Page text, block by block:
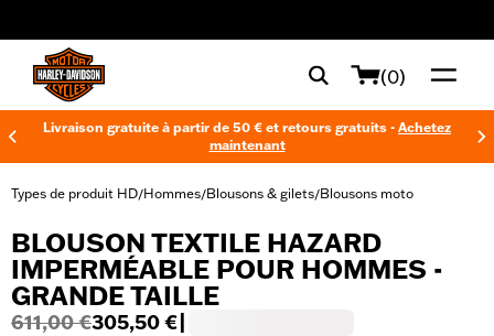
(0)
Livraison gratuite à partir de 50 € et retours gratuits - Achetez
maintenant
Types de produit HD/Hommes/Blousons & gilets/Blousons moto
BLOUSON TEXTILE HAZARD
IMPERMÉABLE POUR HOMMES -
GRANDE TAILLE
611,00 €305,50 €